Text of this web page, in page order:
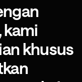
kami
khusus